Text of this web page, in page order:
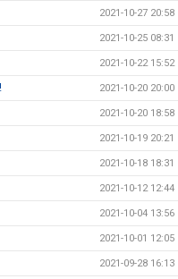
2021-10-27 20:58
2021-10-25 08:31
2021-10-22 15:52
2021-10-20 20:00
2021-10-20 18:58
2021-10-19 20:21
2021-10-18 18:31
2021-10-12 12:44
2021-10-04 13:56
2021-10-01 12:05
2021-09-28 16:13